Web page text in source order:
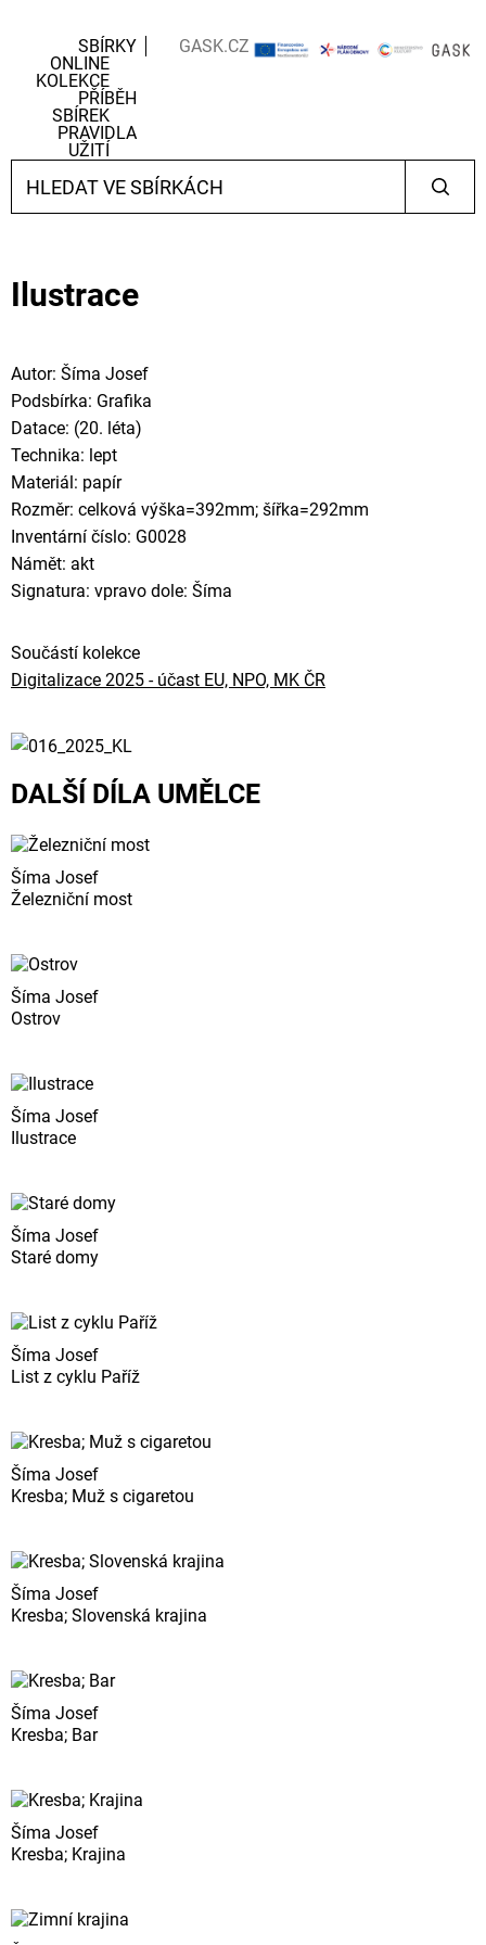
SBÍRKY
ONLINE
KOLEKCE
PŘÍBĚH
SBÍREK
PRAVIDLA
UŽITÍ
GASK.CZ
Ilustrace
Autor: Šíma Josef
Podsbírka: Grafika
Datace: (20. léta)
Technika: lept
Materiál: papír
Rozměr: celková výška=392mm; šířka=292mm
Inventární číslo: G0028
Námět: akt
Signatura: vpravo dole: Šíma
Součástí kolekce
Digitalizace 2025 - účast EU, NPO, MK ČR
DALŠÍ DÍLA UMĚLCE
Šíma Josef
Železniční most
Šíma Josef
Ostrov
Šíma Josef
Ilustrace
Šíma Josef
Staré domy
Šíma Josef
List z cyklu Paříž
Šíma Josef
Kresba; Muž s cigaretou
Šíma Josef
Kresba; Slovenská krajina
Šíma Josef
Kresba; Bar
Šíma Josef
Kresba; Krajina